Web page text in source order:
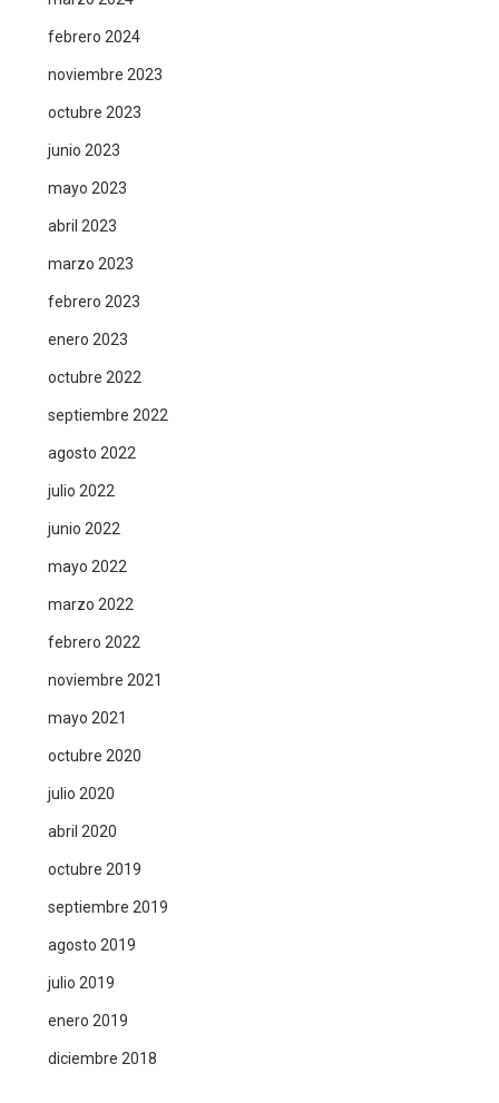
febrero 2024
noviembre 2023
octubre 2023
junio 2023
mayo 2023
abril 2023
marzo 2023
febrero 2023
enero 2023
octubre 2022
septiembre 2022
agosto 2022
julio 2022
junio 2022
mayo 2022
marzo 2022
febrero 2022
noviembre 2021
mayo 2021
octubre 2020
julio 2020
abril 2020
octubre 2019
septiembre 2019
agosto 2019
julio 2019
enero 2019
diciembre 2018